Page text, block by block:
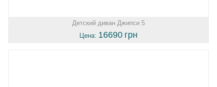
Детский диван Джипси 5
Цена: 16690 грн